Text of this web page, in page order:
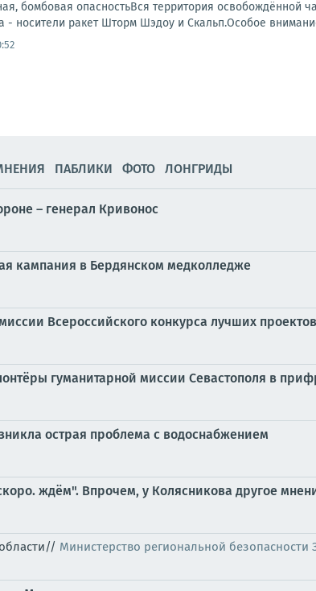
бомбовая опасностьВся территория освобождённой
носители ракет Шторм Шэдоу и Скальп.Особое
ПАБЛИКИ ФОТО ЛОНГРИДЫ
– генерал Кривонос
кампания в Бердянском медколледже
Всероссийского конкурса лучших
гуманитарной миссии Севастополя в
острая проблема с водоснабжением
ждём". Впрочем, у Колясникова другое
Министерство региональной безопасности